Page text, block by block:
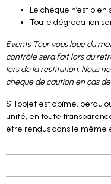
Le chèque n’est bien
Toute dégradation
Events Tour vous loue du
contrôle sera fait lors du
lors de la restitution. Nous
chèque de caution en cas
Si l'objet est abîmé, perdu
unité, en toute
être rendus dans le même